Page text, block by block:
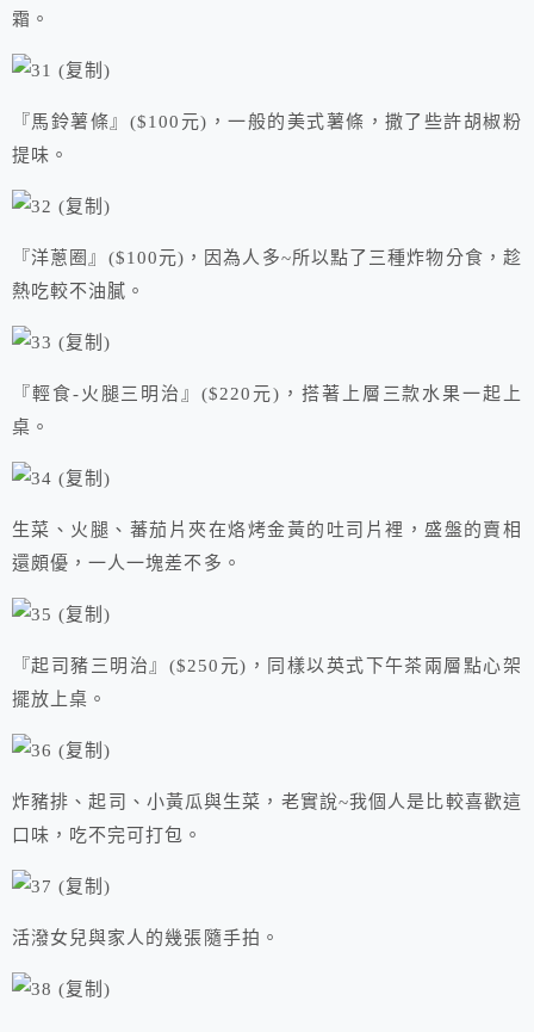
霜。
『馬鈴薯條』($100元)，一般的美式薯條，撒了些許胡椒粉
提味。
『洋蔥圈』($100元)，因為人多~所以點了三種炸物分食，趁
熱吃較不油膩。
『輕食-火腿三明治』($220元)，搭著上層三款水果一起上
桌。
生菜、火腿、蕃茄片夾在烙烤金黃的吐司片裡，盛盤的賣相
還頗優，一人一塊差不多。
『起司豬三明治』($250元)，同樣以英式下午茶兩層點心架
擺放上桌。
炸豬排、起司、小黃瓜與生菜，老實說~我個人是比較喜歡這
口味，吃不完可打包。
活潑女兒與家人的幾張隨手拍。